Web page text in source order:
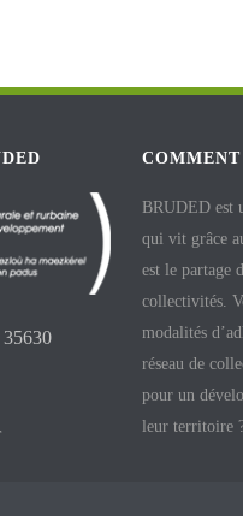
35630
BRUDED est
qui vit grâce
est le partage
collectivités.
modalités
réseau de
pour un
leur territoire